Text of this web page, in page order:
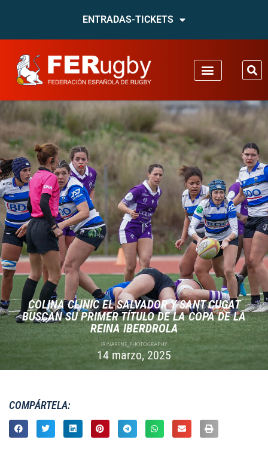
ENTRADAS-TICKETS
COLINA CLINIC EL SALVADOR Y SANT CUGAT
BUSCAN SU PRIMER TÍTULO DE LA COPA DE LA
REINA IBERDROLA
14 marzo, 2025
COMPÁRTELA: